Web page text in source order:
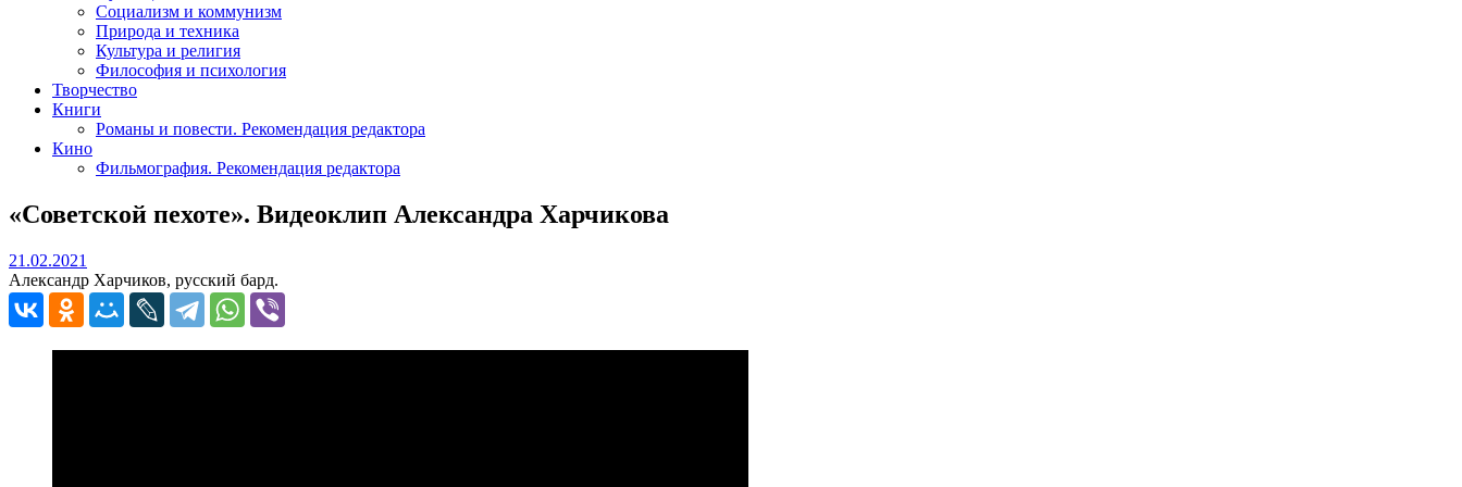
Социализм и коммунизм
Природа и техника
Культура и религия
Философия и психология
Творчество
Книги
Романы и повести. Рекомендация редактора
Кино
Фильмография. Рекомендация редактора
«Советской пехоте». Видеоклип Александра Харчикова
21.02.2021
Александр Харчиков, русский бард.